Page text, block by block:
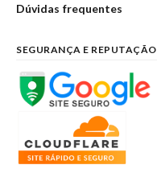
Dúvidas frequentes
SEGURANÇA E REPUTAÇÃO